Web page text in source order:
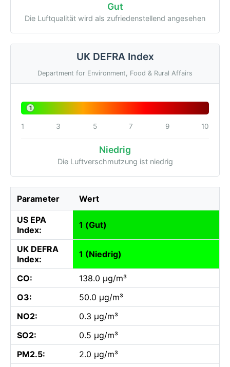
Gut
Die Luftqualität wird als zufriedenstellend angesehen
UK DEFRA Index
Department for Environment, Food & Rural Affairs
1
1 3 5 7 9 10
Niedrig
Die Luftverschmutzung ist niedrig
Parameter Wert
US EPA
Index:
1 (Gut)
UK DEFRA
Index:
1 (Niedrig)
CO:
138.0 µg/m³
O3:
50.0 µg/m³
NO2:
0.3 µg/m³
SO2:
0.5 µg/m³
PM2.5:
2.0 µg/m³